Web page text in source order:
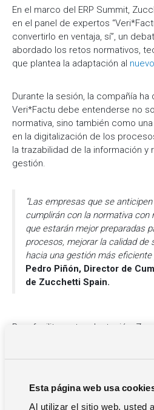
Esta página web usa
Al utilizar el sitio web, usted
En el marco del ERP Summit,
en el panel de expertos
convertirlo en ventaja, sí”, un
abordado los retos normativos,
que plantea la adaptación al
Durante la sesión, la compañía
Veri*Factu debe entenderse no
normativa, sino también como
en la digitalización de los
la trazabilidad de la información y
gestión.
“Las empresas que se
cumplirán con la normativa con
que estarán mejor preparadas
procesos, mejorar la calidad de
hacia una gestión más eficiente
Pedro Piñón, Director de
de Zucchetti Spain.
Para facilitar esta adaptación,
versión simplificada con